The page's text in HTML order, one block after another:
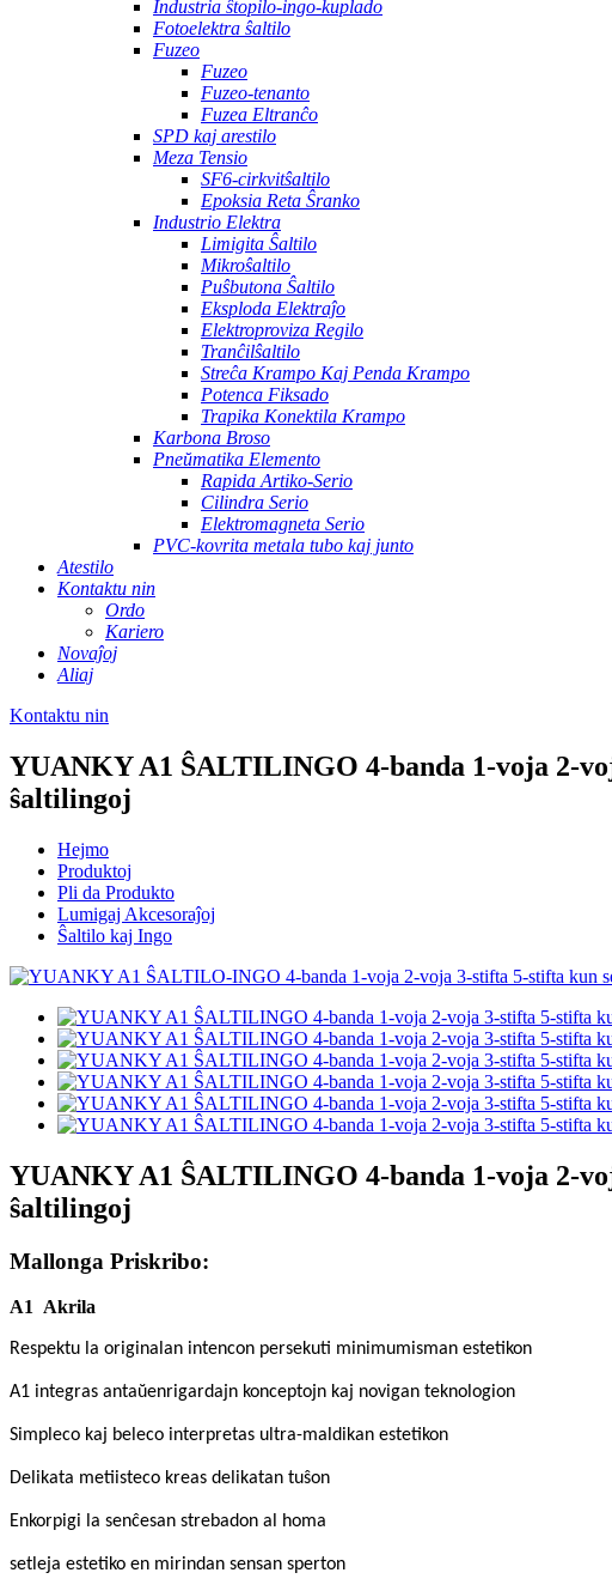
Industria ŝtopilo-ingo-kuplado
Fotoelektra ŝaltilo
Fuzeo
Fuzeo
Fuzeo-tenanto
Fuzea Eltranĉo
SPD kaj arestilo
Meza Tensio
SF6-cirkvitŝaltilo
Epoksia Reta Ŝranko
Industrio Elektra
Limigita Ŝaltilo
Mikroŝaltilo
Puŝbutona Ŝaltilo
Eksploda Elektraĵo
Elektroproviza Regilo
Tranĉilŝaltilo
Streĉa Krampo Kaj Penda Krampo
Potenca Fiksado
Trapika Konektila Krampo
Karbona Broso
Pneŭmatika Elemento
Rapida Artiko-Serio
Cilindra Serio
Elektromagneta Serio
PVC-kovrita metala tubo kaj junto
Atestilo
Kontaktu nin
Ordo
Kariero
Novaĵoj
Aliaj
Kontaktu nin
YUANKY A1 ŜALTILINGO 4-banda 1-voja 2-
ŝaltilingoj
Hejmo
Produktoj
Pli da Produkto
Lumigaj Akcesoraĵoj
Ŝaltilo kaj Ingo
YUANKY A1 ŜALTILINGO 4-banda 1-voja 2-
ŝaltilingoj
Mallonga Priskribo:
A1 Akrila
Respektu la originalan intencon persekuti minimumisman estetikon
A1 integras antaŭenrigardajn konceptojn kaj novigan teknologion
Simpleco kaj beleco interpretas ultra-maldikan estetikon
Delikata metiisteco kreas delikatan tuŝon
Enkorpigi la senĉesan strebadon al homa
setleja estetiko en mirindan sensan sperton